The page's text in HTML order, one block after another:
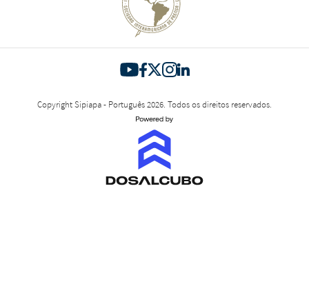
Copyright Sipiapa - Português 2026. Todos os direitos reservados.